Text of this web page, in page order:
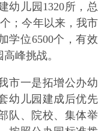
幼儿园1320所，总
；今年以来，我市
学位6500个，有效
峰挑战。
市一是拓增公办幼
幼儿园建成后优先
队、院校、集体举